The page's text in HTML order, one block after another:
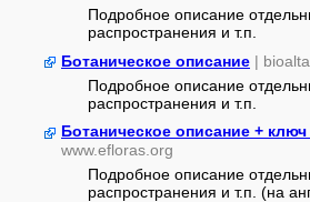
Подробное описание
распространения и т.п.
Ботаническое описание |
Подробное описание
распространения и т.п.
Ботаническое описание +
www.efloras.org
Подробное описание
распространения и т.п. (на